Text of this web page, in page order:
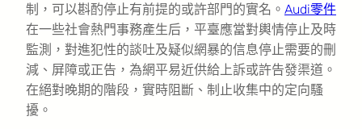
制，可以斟酌停止有前提的或許部門的實名。 Audi零件
在一些社會熱門事務產生后，平臺應當對輿情停止及時
監測，對進犯性的談吐及疑似網暴的信息停止需要的刪
減、屏障或正告，為網平易近供給上訴或許告發渠道。
在絕對晚期的階段，實時阻斷、制止收集中的定向騷
擾。